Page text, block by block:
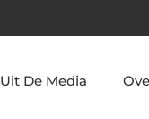
Uit De Media